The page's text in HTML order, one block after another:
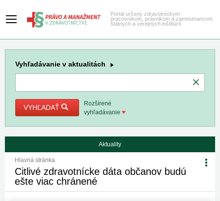
Portál určený zdravotníckym
pracovníkom, právnikom a zamestnancom
štátnych a verejných inštitúcií
Vyhľadávanie v aktualitách
VYHĽADAŤ
Rozšírené
vyhľadávanie
Aktuality
Hlavná stránka
Citlivé zdravotnícke dáta občanov budú
ešte viac chránené